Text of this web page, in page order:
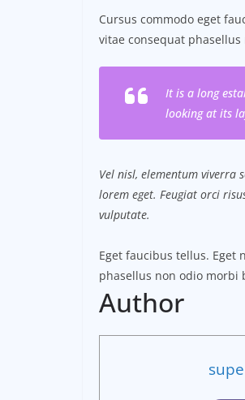
Cursus commodo eget
vitae consequat
It is a long
looking at its
Vel nisl, elementum viverra
lorem eget. Feugiat orci
vulputate.
Eget faucibus tellus. Eget
phasellus non odio morbi
Author